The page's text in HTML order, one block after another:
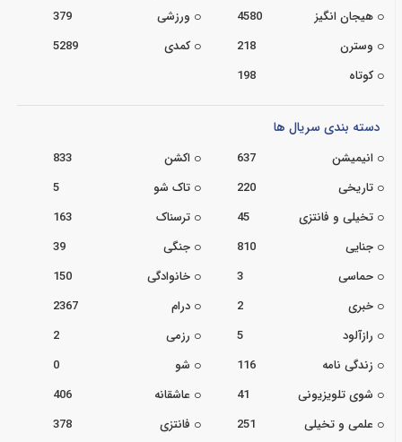
هیجان انگیز
4580 ورزشی
379
وسترن
218 کمدی
5289
کوتاه
198
دسته بندی سریال ها
انیمیشن 637 اکشن
833
تاریخی
220 تاک شو
5
تخیلی و فانتزی
45 ترسناک
163
جنایی
810 جنگی
39
حماسی
3 خانوادگی
150
خبری
2 درام
2367
رازآلود
5 رزمی
2
زندگی نامه
116 شو
0
شوی تلویزیونی
41 عاشقانه
406
علمی و تخیلی
251 فانتزی
378